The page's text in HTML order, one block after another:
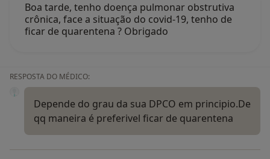
Boa tarde, tenho doença pulmonar obstrutiva
crônica, face a situação do covid-19, tenho de
ficar de quarentena ? Obrigado
RESPOSTA DO MÉDICO:
Depende do grau da sua DPCO em principio.De
qq maneira é preferivel ficar de quarentena